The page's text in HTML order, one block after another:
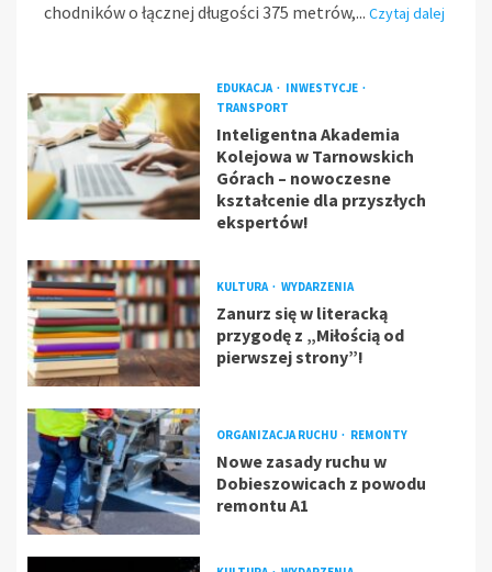
chodników o łącznej długości 375 metrów,... Czytaj dalej
EDUKACJA
INWESTYCJE
TRANSPORT
Inteligentna Akademia
Kolejowa w Tarnowskich
Górach – nowoczesne
kształcenie dla przyszłych
ekspertów!
KULTURA WYDARZENIA
Zanurz się w literacką
przygodę z „Miłością od
pierwszej strony”!
ORGANIZACJA RUCHU REMONTY
Nowe zasady ruchu w
Dobieszowicach z powodu
remontu A1